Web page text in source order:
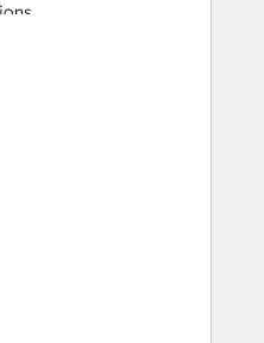
Services